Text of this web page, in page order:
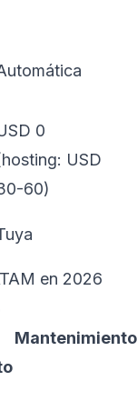
0
USD
60)
en 2026